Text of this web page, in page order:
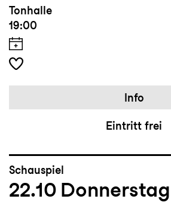
Tonhalle
19:00
Info
Eintritt frei
Schauspiel
22.10 Donnerstag